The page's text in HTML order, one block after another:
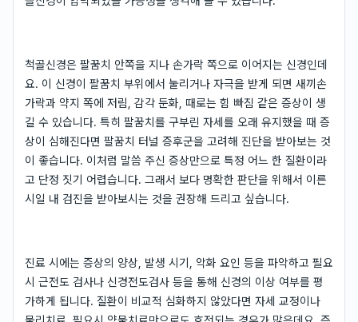
척골신경은 팔꿈치 안쪽을 지나 손가락 쪽으로 이어지는 신경인데
요. 이 신경이 팔꿈치 부위에서 눌리거나 자극을 받게 되면 새끼손
가락과 약지 쪽에 저림, 감각 둔화, 때로는 힘 빠짐 같은 증상이 생
길 수 있습니다. 특히 팔꿈치를 구부린 자세를 오래 유지했을 때 증
상이 심해진다면 팔꿈치 터널 증후군을 고려해 진단을 받아보는 것
이 좋습니다. 이처럼 말씀 주신 증상만으로 특정 어느 한 질환이라
고 단정 짓기 어렵습니다. 그래서 보다 명확한 판단을 위해서 이른
시일 내 검진을 받아보시는 것을 권장해 드리고 싶습니다.
진료 시에는 증상의 양상, 발생 시기, 악화 요인 등을 파악하고 필요
시 근전도 검사나 신경전도검사 등을 통해 신경의 이상 여부를 평
가하게 됩니다. 질환이 비교적 심화하지 않았다면 자세 교정이나